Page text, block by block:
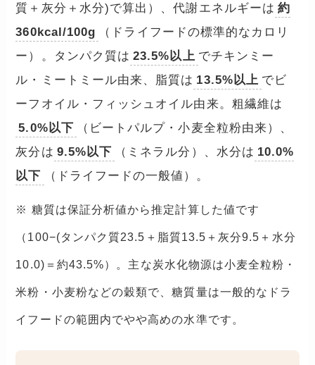
質＋灰分＋水分)で算出）、代謝エネルギーは 約
360kcal/100g
（ドライフードの標準的なカロリ
ー）。タンパク質は 23.5%以上 でチキンミー
ル・ミートミール由来、脂質は 13.5%以上 でビ
ーフオイル・フィッシュオイル由来。粗繊維は
5.0%以下
（ビートパルプ・小麦全粒粉由来）、
灰分は 9.5%以下 （ミネラル分）、水分は 10.0%
以下
（ドライフードの一般値）。
※ 糖質は保証分析値から推定計算した値です
（100−(タンパク質23.5＋脂質13.5＋灰分9.5＋水分
10.0)＝約43.5%）。主な炭水化物源は小麦全粒粉・
米粉・小麦粉などの穀類で、糖質量は一般的なドラ
イフードの範囲内でやや高めの水準です。